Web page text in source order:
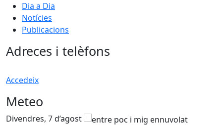
Dia a Dia
Notícies
Publicacions
Adreces i telèfons
Accedeix
Meteo
Divendres, 7 d’agost